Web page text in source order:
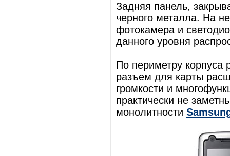
Задняя панель,
черного металла. На
фотокамера и
данного уровня
По периметру корпуса
разъем для карты
громкости и
практически не
монолитности